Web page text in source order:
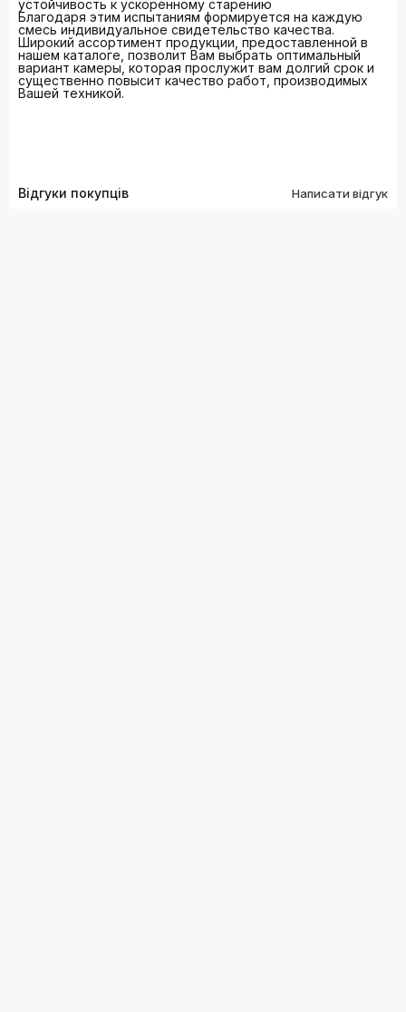
устойчивость к ускоренному старению
Благодаря этим испытаниям формируется на каждую
смесь индивидуальное свидетельство качества.
Широкий ассортимент продукции, предоставленной в
нашем каталоге, позволит Вам выбрать оптимальный
вариант камеры, которая прослужит вам долгий срок и
существенно повысит качество работ, производимых
Вашей техникой.
Відгуки покупців Написати відгук